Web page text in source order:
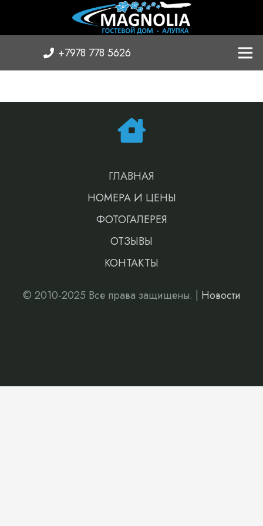
+7978 778 5626
ГЛАВНАЯ
НОМЕРА И ЦЕНЫ
ФОТОГАЛЕРЕЯ
ОТЗЫВЫ
КОНТАКТЫ
© 2010-2025 Все права защищены. | Новости